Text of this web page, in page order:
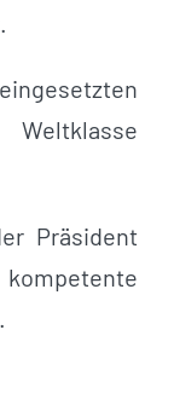
Präsident